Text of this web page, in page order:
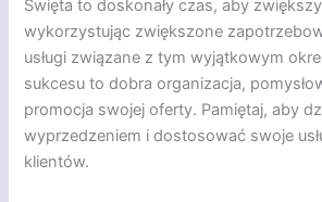
Święta to doskonały czas, aby
wykorzystując zwiększone
usługi związane z tym wyjątkowym
sukcesu to dobra organizacja,
promocja swojej oferty. Pamiętaj, aby
wyprzedzeniem i dostosować swoje
klientów.